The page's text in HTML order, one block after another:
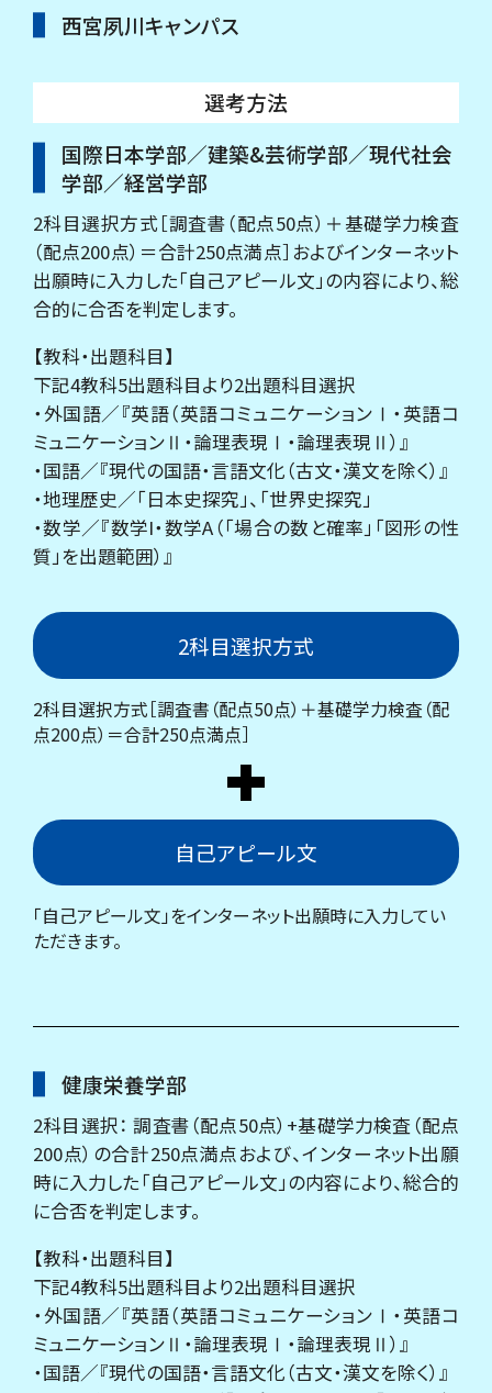
西宮夙川キャンパス
選考方法
国際日本学部／建築&芸術学部／現代社会
学部／経営学部
2科目選択方式［調査書（配点50点）＋基礎学力検査
（配点200点）＝合計250点満点］およびインターネット
出願時に入力した「自己アピール文」の内容により、総
合的に合否を判定します。
【教科・出題科目】
下記4教科5出題科目より2出題科目選択
・外国語／『英語（英語コミュニケーションⅠ・英語コ
ミュニケーションⅡ・論理表現Ⅰ・論理表現Ⅱ）』
・国語／『現代の国語・言語文化（古文・漢文を除く）』
・地理歴史／「日本史探究」、「世界史探究」
・数学／『数学I・数学A（「場合の数と確率」「図形の性
質」を出題範囲）』
2科目選択方式
2科目選択方式［調査書（配点50点）＋基礎学力検査（配
点200点）＝合計250点満点］
自己アピール文
「自己アピール文」をインターネット出願時に入力してい
ただきます。
健康栄養学部
2科目選択： 調査書（配点50点）+基礎学力検査（配点
200点）の合計250点満点および、インターネット出願
時に入力した「自己アピール文」の内容により、総合的
に合否を判定します。
【教科・出題科目】
下記4教科5出題科目より2出題科目選択
・外国語／『英語（英語コミュニケーションⅠ・英語コ
ミュニケーションⅡ・論理表現Ⅰ・論理表現Ⅱ）』
・国語／『現代の国語・言語文化（古文・漢文を除く）』